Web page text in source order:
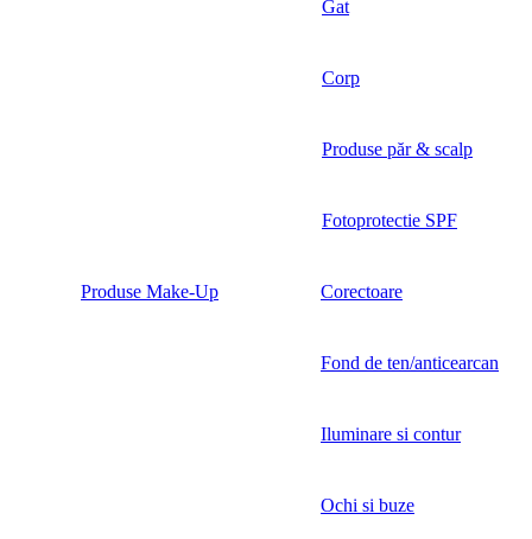
Gat
Corp
Produse păr & scalp
Fotoprotectie SPF
Produse Make-Up Corectoare
Fond de ten/anticearcan
Iluminare si contur
Ochi si buze